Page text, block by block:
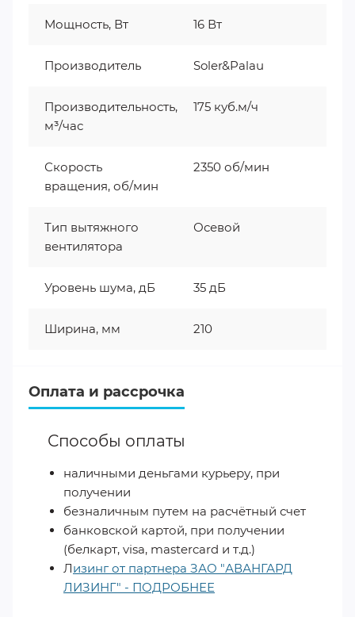
Мощность, Вт 16 Вт
Производитель Soler&Palau
Производительность,
м³/час
175 куб.м/ч
Скорость
вращения, об/мин
2350 об/мин
Тип вытяжного
вентилятора
Осевой
Уровень шума, дБ 35 дБ
Ширина, мм 210
Оплата и рассрочка
Способы оплаты
наличными деньгами курьеру, при
получении
безналичным путем на расчётный счет
банковской картой, при получении
(белкарт, visa, mastercard и т.д.)
Лизинг от партнера ЗАО "АВАНГАРД
ЛИЗИНГ" - ПОДРОБНЕЕ